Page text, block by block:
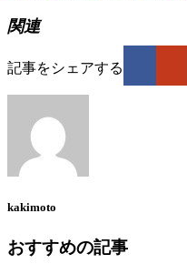
関連
記事をシェアする
kakimoto
おすすめの記事